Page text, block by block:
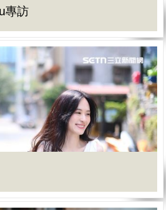
專訪